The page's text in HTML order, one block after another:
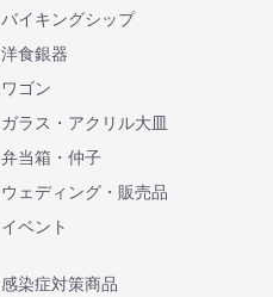
バイキングシップ
洋食銀器
ワゴン
ガラス・アクリル大皿
弁当箱・仲子
ウェディング・販売品
イベント
感染症対策商品